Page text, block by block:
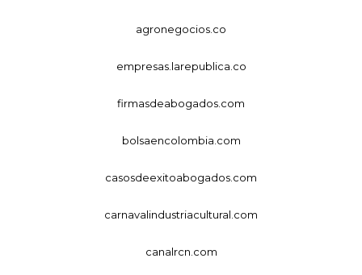
agronegocios.co
empresas.larepublica.co
firmasdeabogados.com
bolsaencolombia.com
casosdeexitoabogados.com
carnavalindustriacultural.com
canalrcn.com